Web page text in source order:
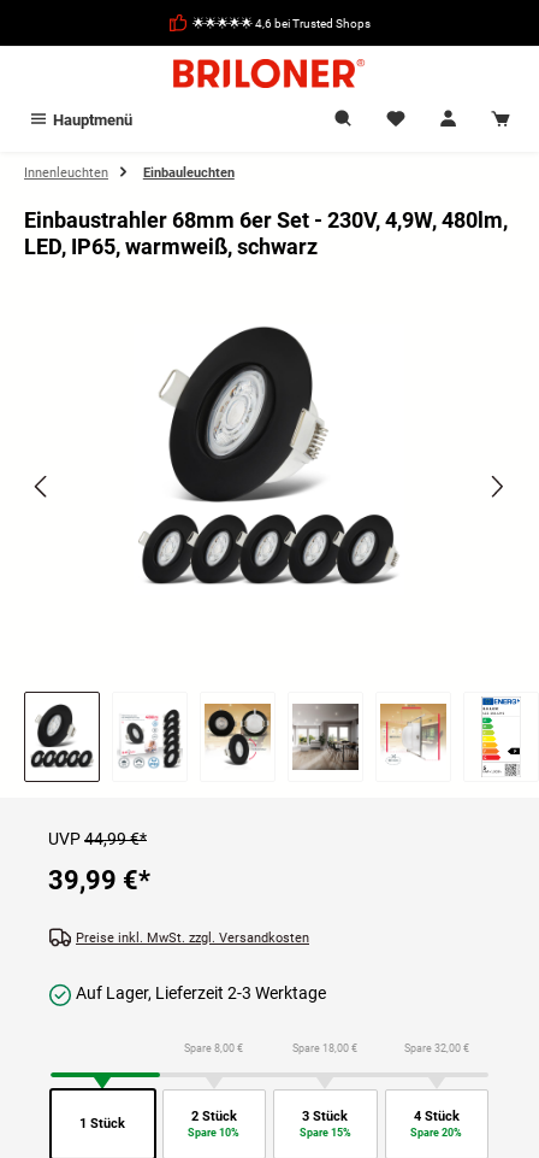
🌟🌟🌟🌟🌟 4,6 bei Trusted Shops
Hauptmenü
Innenleuchten Einbauleuchten
Einbaustrahler 68mm 6er Set - 230V, 4,9W, 480lm,
LED, IP65, warmweiß, schwarz
UVP44,99 €*
39,99 €*
Preise inkl. MwSt. zzgl. Versandkosten
Auf Lager, Lieferzeit 2-3 Werktage
1 Stück
Spare 8,00 €
2 Stück
Spare 10%
Spare 18,00 €
3 Stück
Spare 15%
Spare 32,00 €
4 Stück
Spare 20%